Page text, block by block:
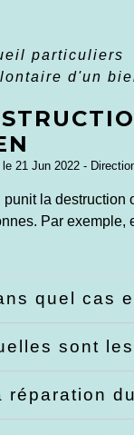
particuliers
d'un
21 Jun 2022 -
punit la destruction
Par exemple,
quel cas
sont
réparation